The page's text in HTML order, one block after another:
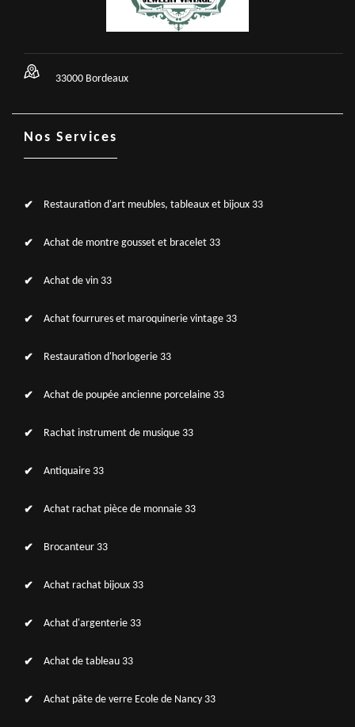
33000 Bordeaux
Nos Services
Restauration d'art meubles, tableaux et bijoux 33
Achat de montre gousset et bracelet 33
Achat de vin 33
Achat fourrures et maroquinerie vintage 33
Restauration d'horlogerie 33
Achat de poupée ancienne porcelaine 33
Rachat instrument de musique 33
Antiquaire 33
Achat rachat pièce de monnaie 33
Brocanteur 33
Achat rachat bijoux 33
Achat d'argenterie 33
Achat de tableau 33
Achat pâte de verre Ecole de Nancy 33